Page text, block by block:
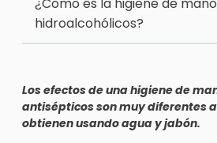
hidroalcohólicos?
Los efectos de una higiene de
antisépticos son muy diferentes
obtienen usando agua y jabón.